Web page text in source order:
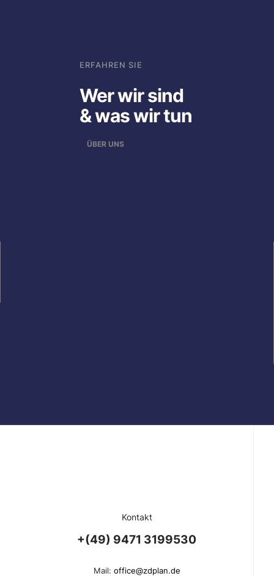
ERFAHREN SIE
Wer wir sind
& was wir tun
ÜBER UNS
Kontakt
+(49) 9471 3199530
Mail: office@zdplan.de